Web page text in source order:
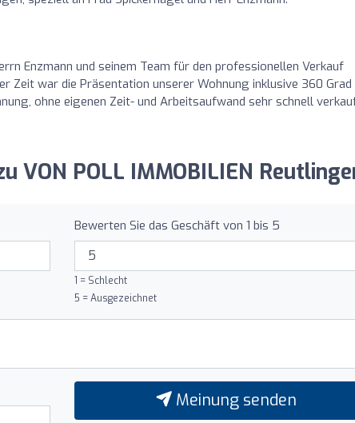
Enzmann und seinem Team für den professionellen Verkauf
Zeit war die Präsentation unserer Wohnung inklusive 360 Grad
ohne eigenen Zeit- und Arbeitsaufwand sehr schnell
VON POLL IMMOBILIEN
Bewerten Sie das Geschäft von 1 bis 5
1 = Schlecht
5 = Ausgezeichnet
Meinung senden